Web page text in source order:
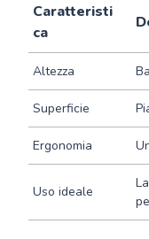
Caratteristi
ca
Altezza
Superficie
Ergonomia
Uso ideale